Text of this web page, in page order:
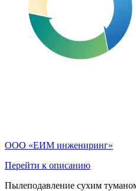
ООО «ЕИМ инжениринг»
Перейти к описанию
Пылеподавление сухим